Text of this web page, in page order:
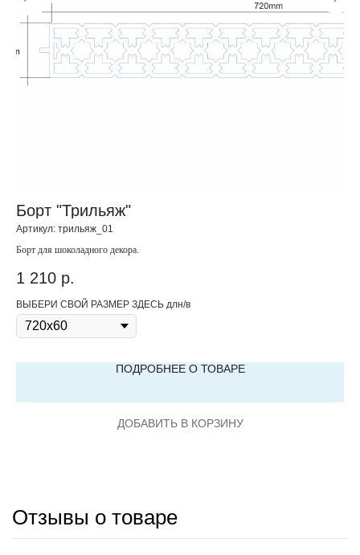
Борт "Трильяж"
Артикул: трильяж_01
Борт для шоколадного декора.
1 210 р.
ВЫБЕРИ СВОЙ РАЗМЕР ЗДЕСЬ длн/в
ПОДРОБНЕЕ О ТОВАРЕ
ДОБАВИТЬ В КОРЗИНУ
Отзывы о товаре